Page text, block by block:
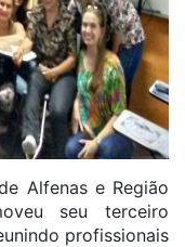
Alfenas e Região
seu terceiro
profissionais